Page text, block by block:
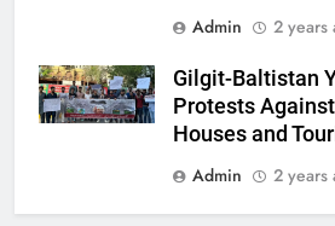
Admin
2 years
Gilgit-Baltistan
Protests
Houses and
Admin
2 years